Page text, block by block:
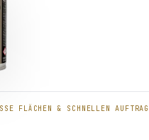
FLÄCHEN & SCHNELLEN AUFTRAG